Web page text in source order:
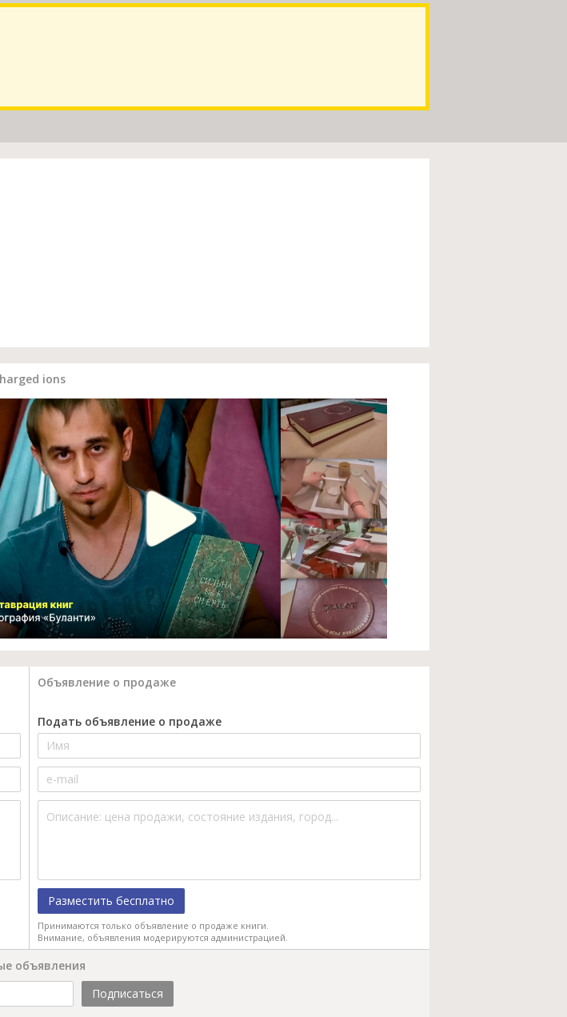
ions
Объявление о продаже
Подать объявление о продаже
Разместить бесплатно
Принимаются только объявление о продаже книги.
Внимание, объявления модерируются администрацией.
объявления
Подписаться